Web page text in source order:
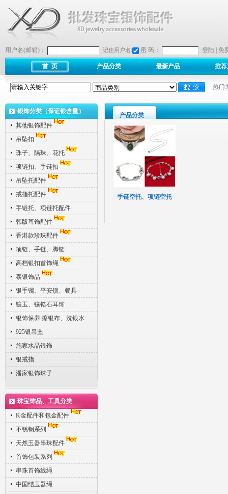
用户名(邮箱)： 记住用户名: 密 码： 登陆 免
首 页 产品分类 最新产品 推
热门
银饰分类（保证银含量）
其他银饰配件
吊坠扣
珠子、隔珠、花托
项链扣、手链扣
吊坠托配件
戒指托配件
手链托、项链托配件
韩版耳饰配件
香港款珍珠配件
项链、手链、脚链
高档银扣首饰绳
泰银饰品
银手镯、平安锁、餐具
镶玉、镶锆石耳饰
银饰保养:擦银布、洗银水
925银吊坠
施家水晶银饰
银戒指
潘家银饰珠子
珠宝饰品、工具分类
K金配件和包金配件
不锈钢系列
天然玉器串珠配件
首饰包装系列
串珠首饰线绳
中国结玉器绳
产品分类
手链空托、项链空托